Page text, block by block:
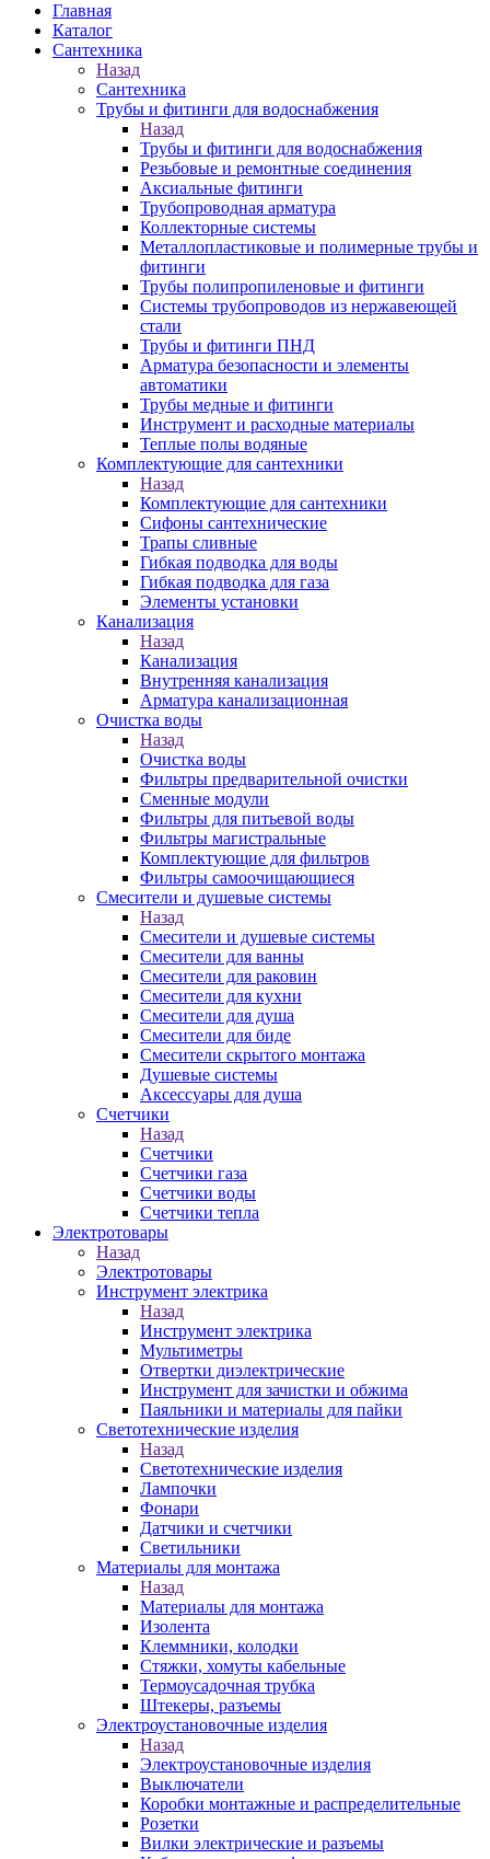
Главная
Каталог
Сантехника
Назад
Сантехника
Трубы и фитинги для водоснабжения
Назад
Трубы и фитинги для водоснабжения
Резьбовые и ремонтные соединения
Аксиальные фитинги
Трубопроводная арматура
Коллекторные системы
Металлопластиковые и полимерные трубы и
фитинги
Трубы полипропиленовые и фитинги
Системы трубопроводов из нержавеющей
стали
Трубы и фитинги ПНД
Арматура безопасности и элементы
автоматики
Трубы медные и фитинги
Инструмент и расходные материалы
Теплые полы водяные
Комплектующие для сантехники
Назад
Комплектующие для сантехники
Сифоны сантехнические
Трапы сливные
Гибкая подводка для воды
Гибкая подводка для газа
Элементы установки
Канализация
Назад
Канализация
Внутренняя канализация
Арматура канализационная
Очистка воды
Назад
Очистка воды
Фильтры предварительной очистки
Сменные модули
Фильтры для питьевой воды
Фильтры магистральные
Комплектующие для фильтров
Фильтры самоочищающиеся
Смесители и душевые системы
Назад
Смесители и душевые системы
Смесители для ванны
Смесители для раковин
Смесители для кухни
Смесители для душа
Смесители для биде
Смесители скрытого монтажа
Душевые системы
Аксессуары для душа
Счетчики
Назад
Счетчики
Счетчики газа
Счетчики воды
Счетчики тепла
Электротовары
Назад
Электротовары
Инструмент электрика
Назад
Инструмент электрика
Мультиметры
Отвертки диэлектрические
Инструмент для зачистки и обжима
Паяльники и материалы для пайки
Светотехнические изделия
Назад
Светотехнические изделия
Лампочки
Фонари
Датчики и счетчики
Светильники
Материалы для монтажа
Назад
Материалы для монтажа
Изолента
Клеммники, колодки
Стяжки, хомуты кабельные
Термоусадочная трубка
Штекеры, разъемы
Электроустановочные изделия
Назад
Электроустановочные изделия
Выключатели
Коробки монтажные и распределительные
Розетки
Вилки электрические и разъемы